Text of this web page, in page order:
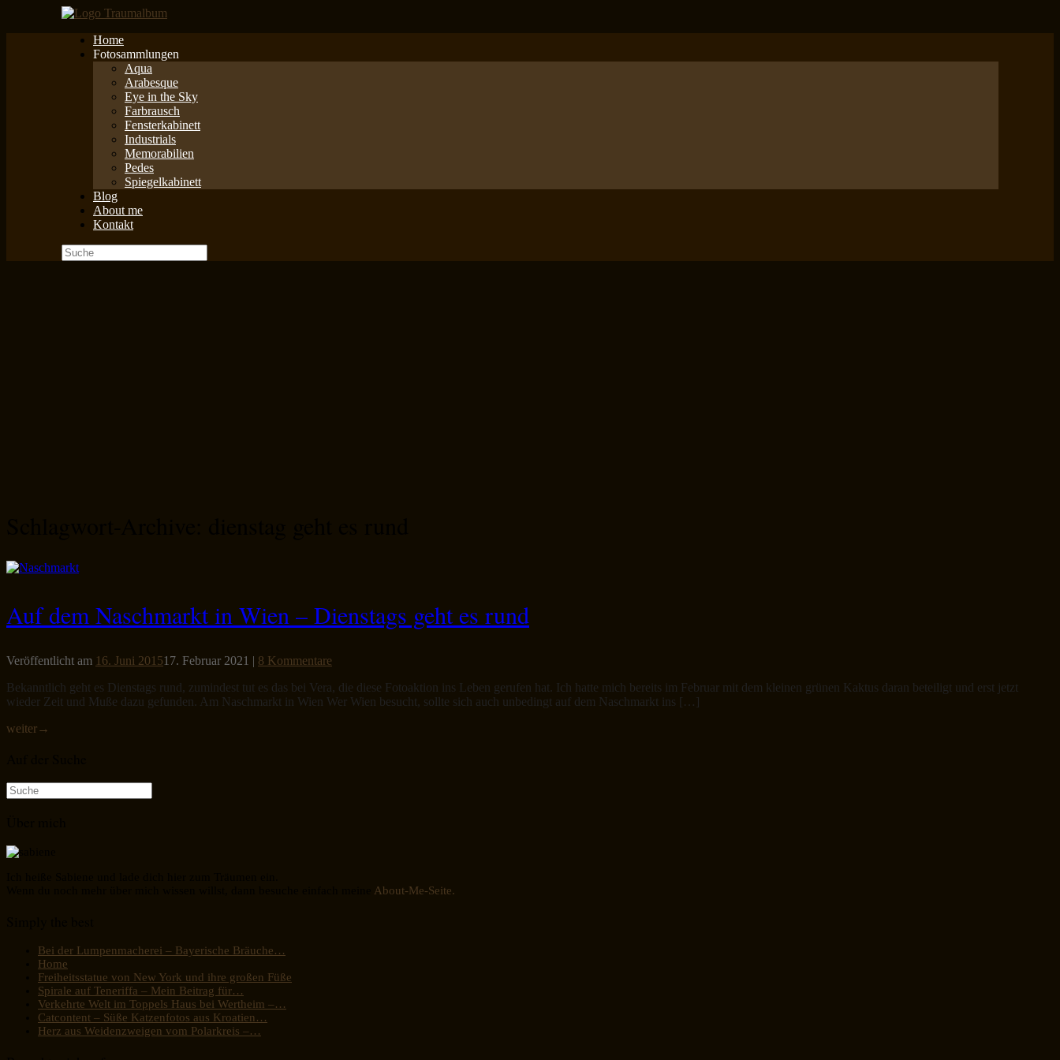
Home
Fotosammlungen
Aqua
Arabesque
Eye in the Sky
Farbrausch
Fensterkabinett
Industrials
Memorabilien
Pedes
Spiegelkabinett
Blog
About me
Kontakt
Suche
nach:
Auf dem Naschmarkt in Wien – Dienstags geht es rund
Veröffentlicht am 16. Juni 201517. Februar 2021 | 8 Kommentare
Bekanntlich geht es Dienstags rund, zumindest tut es das bei Vera, die diese Fotoaktion ins Leben gerufen hat. Ich hatte mich bereits im Februar mit dem kleinen grünen Kaktus daran beteiligt und erst jetzt
wieder Zeit und Muße dazu gefunden. Am Naschmarkt in Wien Wer Wien besucht, sollte sich auch unbedingt auf dem Naschmarkt ins […]
weiter→
Suche
nach:
About-Me-Seite.
Bei der Lumpenmacherei – Bayerische Bräuche…
Home
Freiheitsstatue von New York und ihre großen Füße
Spirale auf Teneriffa – Mein Beitrag für…
Verkehrte Welt im Toppels Haus bei Wertheim –…
Catcontent – Süße Katzenfotos aus Kroatien…
Herz aus Weidenzweigen vom Polarkreis –…